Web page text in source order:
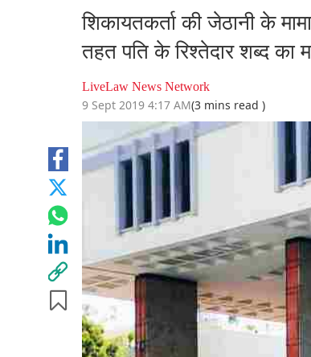
शिकायतकर्ता की जेठानी के
तहत पति के रिश्तेदार शब्द का
LiveLaw News Network
9 Sept 2019 4:17 AM(3 mins read )